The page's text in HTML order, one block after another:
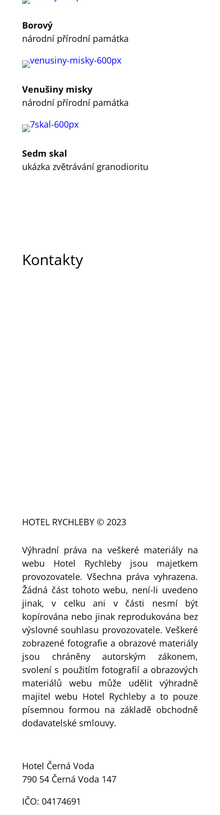
Borový
národní přírodní památka
Venušiny misky
národní přírodní památka
Sedm skal
ukázka zvětrávání granodioritu
Kontakty
HOTEL RYCHLEBY © 2023
Výhradní práva na veškeré materiály na
webu Hotel Rychleby jsou majetkem
provozovatele. Všechna práva vyhrazena.
Žádná část tohoto webu, není-li uvedeno
jinak, v celku ani v části nesmí být
kopírována nebo jinak reprodukována bez
výslovné souhlasu provozovatele. Veškeré
zobrazené fotografie a obrazové materiály
jsou chráněny autorským zákonem,
svolení s použitím fotografií a obrazových
materiálů webu může udělit výhradně
majitel webu Hotel Rychleby a to pouze
písemnou formou na základě obchodně
dodavatelské smlouvy.
Hotel Černá Voda
790 54 Černá Voda 147
IČO: 04174691